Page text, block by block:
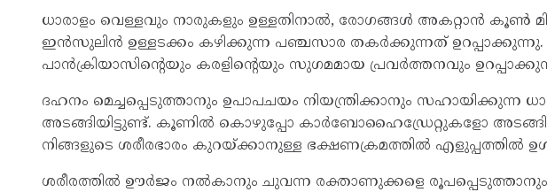
ധാരാളം വെള്ളവും നാരുകളും ഉള്ളതിനാൽ, രോഗങ്ങൾ അകറ്റാൻ കൂൺ
ഇൻസുലിൻ ഉള്ളടക്കം കഴിക്കുന്ന പഞ്ചസാര തകർക്കുന്നത്
പാൻക്രിയാസിന്റെയും കരളിന്റെയും സുഗമമായ പ്രവർത്തനവും
ദഹനം മെച്ചപ്പെടുത്താനും ഉപാപചയം നിയന്ത്രിക്കാനും സഹായിക്കുന്ന
അടങ്ങിയിട്ടുണ്ട്. കൂണിൽ കൊഴുപ്പോ കാർബോഹൈഡ്രേറ്റുകളോ
നിങ്ങളുടെ ശരീരഭാരം കുറയ്ക്കാനുള്ള ഭക്ഷണക്രമത്തിൽ എളുപ്പത്തിൽ
ശരീരത്തിൽ ഊർജം നൽകാനും ചുവന്ന രക്താണുക്കളെ